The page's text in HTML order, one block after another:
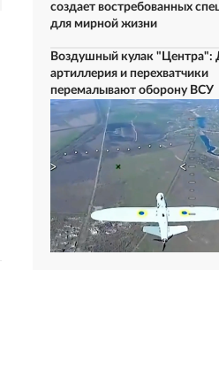
создает востребованных
для мирной жизни
Воздушный кулак "Центра":
артиллерия и перехватчики
перемалывают оборону ВСУ